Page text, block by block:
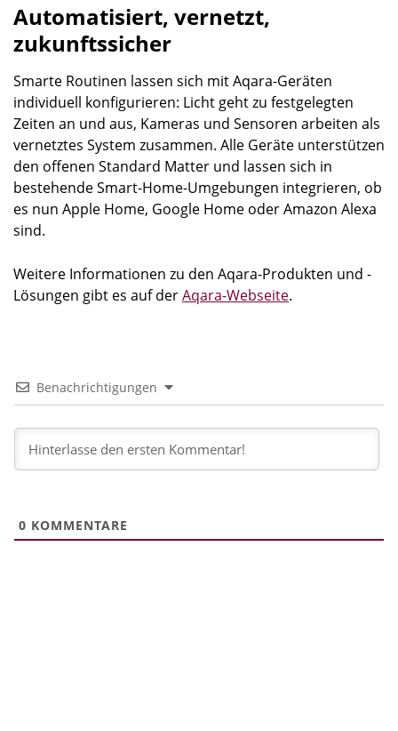
Automatisiert, vernetzt,
zukunftssicher
Smarte Routinen lassen sich mit Aqara-Geräten
individuell konfigurieren: Licht geht zu festgelegten
Zeiten an und aus, Kameras und Sensoren arbeiten als
vernetztes System zusammen. Alle Geräte unterstützen
den offenen Standard Matter und lassen sich in
bestehende Smart-Home-Umgebungen integrieren, ob
es nun Apple Home, Google Home oder Amazon Alexa
sind.
Weitere Informationen zu den Aqara-Produkten und -
Lösungen gibt es auf derAqara-Webseite.
Benachrichtigungen
0 KOMMENTARE